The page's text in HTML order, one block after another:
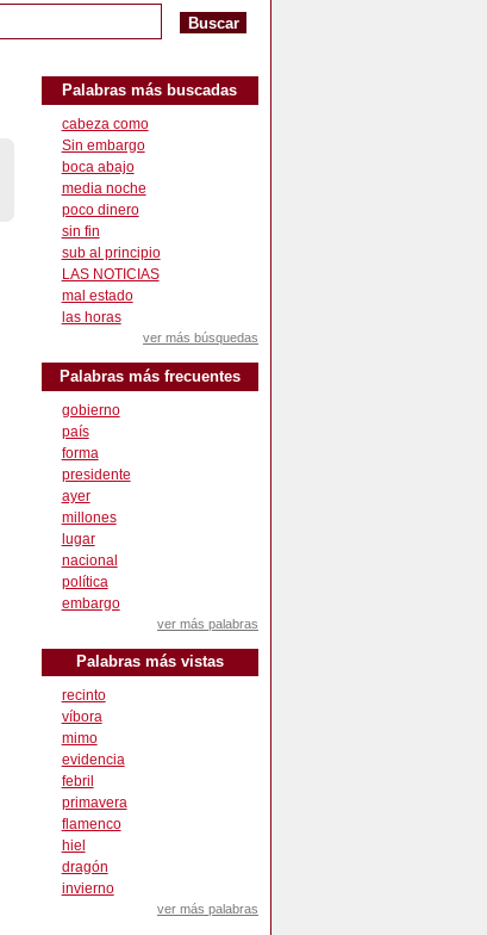
Palabras más buscadas
cabeza como
Sin embargo
boca abajo
media noche
poco dinero
sin fin
sub al principio
LAS NOTICIAS
mal estado
las horas
ver más búsquedas
Palabras más frecuentes
gobierno
país
forma
presidente
ayer
millones
lugar
nacional
política
embargo
ver más palabras
Palabras más vistas
recinto
víbora
mimo
evidencia
febril
primavera
flamenco
hiel
dragón
invierno
ver más palabras